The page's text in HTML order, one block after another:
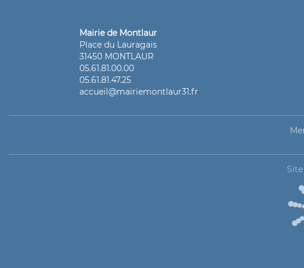
Mairie de Montlaur
Place du Lauragais
31450 MONTLAUR
05.61.81.00.00
05.61.81.47.25
accueil@mairiemontlaur31.fr